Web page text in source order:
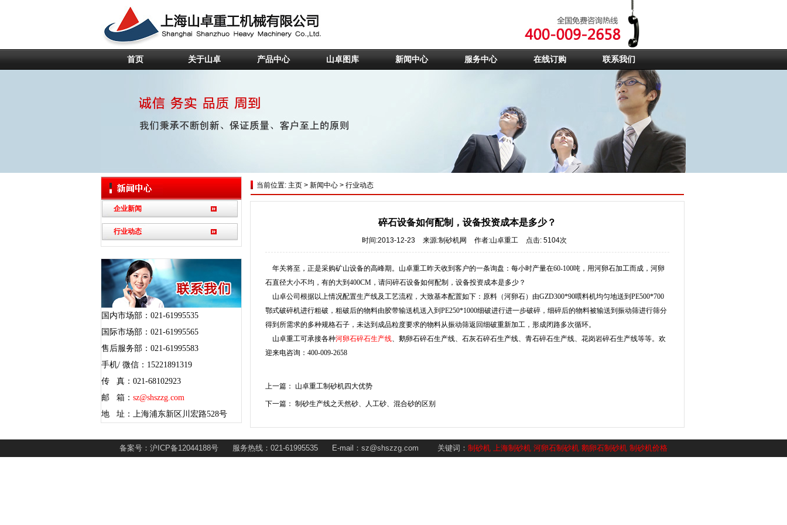
首页 关于山卓 产品中心 山卓图库 新闻中心 服务中心 在线订购 联系我们
企业新闻
行业动态
国内市场部：021-61995535
国际市场部：021-61995565
售后服务部：021-61995583
手机/ 微信：15221891319
传 真：021-68102923
邮 箱： sz@shszzg.com
地 址：上海浦东新区川宏路528号
当前位置: 主页 > 新闻中心 > 行业动态
碎石设备如何配制，设备投资成本是多少？
时间:2013-12-23 来源:制砂机网 作者:山卓重工 点击: 5104次
年关将至，正是采购矿山设备的高峰期。山卓重工昨天收到客户的一条询盘：每小时产量在60-100吨，用河卵石加工而成，河卵
石直径大小不均，有的大到400CM，请问碎石设备如何配制，设备投资成本是多少？
山卓公司根据以上情况配置生产线及工艺流程，大致基本配置如下：原料（河卵石）由GZD300*90喂料机均匀地送到PE500*700
鄂式破碎机进行粗破，粗破后的物料由胶带输送机送入到PE250*1000细破进行进一步破碎，细碎后的物料被输送到振动筛进行筛分
得到所需求的多种规格石子，未达到成品粒度要求的物料从振动筛返回细破重新加工，形成闭路多次循环。
山卓重工可承接各种河卵石碎石生产线、鹅卵石碎石生产线、石灰石碎石生产线、青石碎石生产线、花岗岩碎石生产线等等。欢
迎来电咨询：400-009-2658
上一篇： 山卓重工制砂机四大优势
下一篇： 制砂生产线之天然砂、人工砂、混合砂的区别
备案号：沪ICP备12044188号 服务热线：021-61995535 E-mail：sz@shszzg.com 关键词： 制砂机 上海制砂机 河卵石制砂机 鹅卵石制砂机 制砂机价格